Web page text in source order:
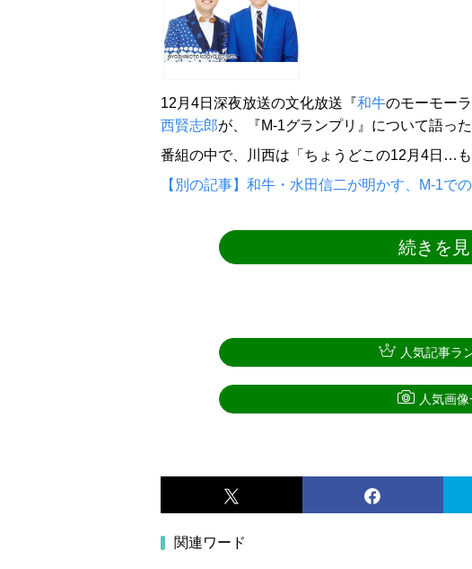
12月4日深夜放送の文化放送『和牛のモーモー
西賢志郎が、『M-1グランプリ』について語った
番組の中で、川西は「ちょうどこの12月4日…
【別の記事】和牛・水田信二が明かす、M-1で
続きを
関連ワード
人気記事ラ
人気画